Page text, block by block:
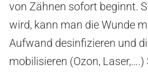
von Zähnen sofort beginnt.
wird, kann man die Wunde
Aufwand desinfizieren und
mobilisieren (Ozon,